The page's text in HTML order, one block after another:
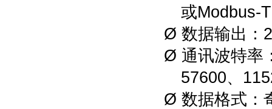
或Modbus-
Ø 数据输出：
Ø 通讯波特率
57600、
Ø 数据格式：